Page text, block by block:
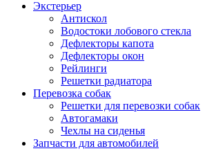
Экстерьер
Антискол
Водостоки лобового стекла
Дефлекторы капота
Дефлекторы окон
Рейлинги
Решетки радиатора
Перевозка собак
Решетки для перевозки собак
Автогамаки
Чехлы на сиденья
Запчасти для автомобилей